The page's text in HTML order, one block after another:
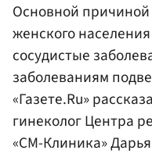
Основной причиной
женского
сосудистые
заболеваниям
«Газете.Ru»
гинеколог Центра
«СМ-Клиника»